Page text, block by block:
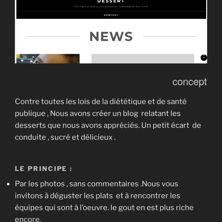
concept
Contre toutes les lois de la diététique et de santé
publique , Nous avons créer un blog relatant les
desserts que nous avons appréciés. Un petit écart de
conduite , sucré et délicieux .
LE PRINCIPE :
Par les photos , sans commentaires .Nous vous
invitons à déguster les plats et à rencontrer les
équipes qui sont à l’oeuvre. le gout en est plus riche
encore.